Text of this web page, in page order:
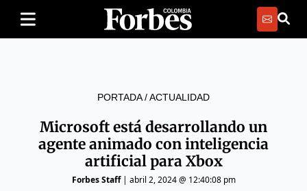
PORTADA/ACTUALIDAD
Microsoft está desarrollando un
agente animado con inteligencia
artificial para Xbox
Forbes Staff| abril 2, 2024 @ 12:40:08 pm